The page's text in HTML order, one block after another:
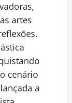
artes
cenário
a